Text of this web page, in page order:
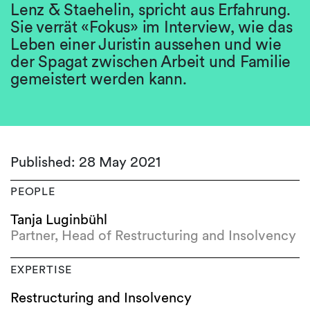
Lenz & Staehelin, spricht aus Erfahrung.
Sie verrät «Fokus» im Interview, wie das
Leben einer Juristin aussehen und wie
der Spagat zwischen Arbeit und Familie
gemeistert werden kann.
Published: 28 May 2021
PEOPLE
Tanja Luginbühl
Partner, Head of Restructuring and Insolvency
EXPERTISE
Restructuring and Insolvency